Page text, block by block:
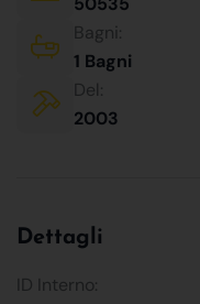
Bagni:
1 Bagni
Del:
2003
Dettagli
ID Interno: